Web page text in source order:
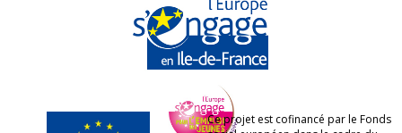
Ce projet est cofinancé par le Fonds